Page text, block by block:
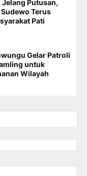
Jelang Putusan,
Terus
Pati
Gelar Patroli
untuk
Wilayah